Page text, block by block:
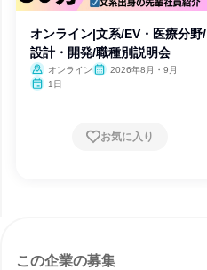
オンライン|文系/EV・医療分野/
設計・開発/職種別説明会
オンライン
2026年8月・9月
1日
お気に入り
この企業の募集